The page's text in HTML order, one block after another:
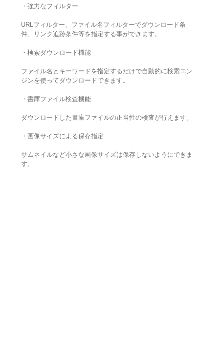
・強力なフィルター
URLフィルター、ファイル名フィルターでダウンロード条
件、リンク追跡条件等を指定する事ができます。
・検索ダウンロード機能
ファイル名とキーワードを指定するだけで自動的に検索エン
ジンを使ってダウンロードできます。
・書庫ファイル検査機能
ダウンロードした書庫ファイルの正当性の検査が行えます。
・画像サイズによる保存指定
サムネイルなど小さな画像サイズは保存しないようにできま
す。